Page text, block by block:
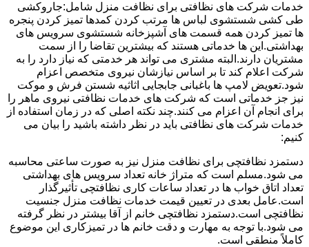
خدمات شرکت های نظافتی برای نظافت منزل شامل:جاروکشی
طی کشی شستشوی لباس ها مرتب کردن کمدها تمیز کردن پنجره
ها تمیز کردن همه قسمت های آشپزخانه شستشوی سرویس های
بهداشتی.این ها خدماتی هستند که بیشترین تقاضا را از سمت
مشتریان دارند.البته مشتری می تواند هر خدمتی که نیاز دارد را به
شرکت اعلام کند تا بر اساس نیازشان نیروی متخصص اعزام
شود.تعویض لامپ ها باغبانی جابجایی اثاثیه شستن فرش و موکت
نیز جز خدماتی است که شرکت های خدمات نظافتی نیروی ماهر را
برای انجام آن اعزام می کنند.چند نکته اصلی که در زمان استفاده از
خدمات شرکت های نظافتی باید در نظر داشته باشید را بیان می
کنیم:
دستمزد نظافتچی برای نظافت منزل نیز به صورت ساعتی محاسبه
می شود.مسلم است که متراژ خانه تعداد سرویس های بهداشتی
تعداد اتاق خواب ها در تعداد ساعات کاری نظافتچی تأثیرگذار
است.عامل بعدی در تعیین قیمت خدمات نظافت منزل جنسیت
نظافتچی است.دستمزد نظافتچی خانم از آقا بیشتر در نظر گرفته
می شود.با توجه به مهارت و دقت خانم ها در تمیزکاری این موضوع
کاملاً منطقی است.